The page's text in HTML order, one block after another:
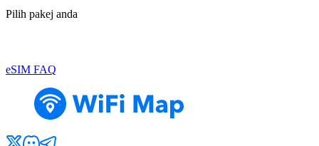
Pilih pakej anda
eSIM FAQ